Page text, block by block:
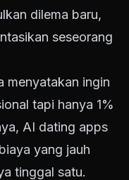
dilema baru,
seseorang
menyatakan ingin
tapi hanya 1%
AI dating apps
yang jauh
tinggal satu.